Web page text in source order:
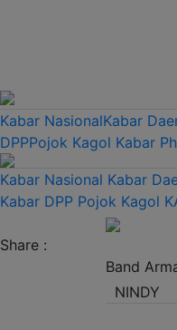
Kabar NasionalKabar
DPPPojok Kagol Kabar
Kabar Nasional Kabar
Kabar DPP Pojok Kagol
Share :
Band
NINDY